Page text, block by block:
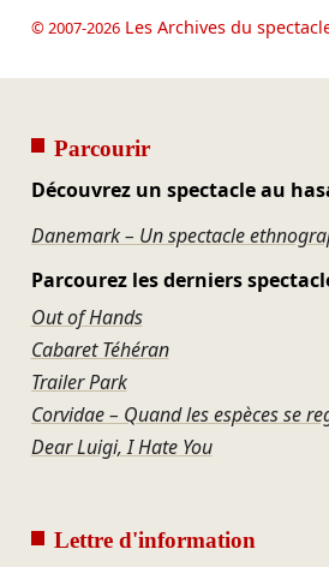
© 2007-2026Les Archives du
Parcourir
Découvrez un spectacle au
Parcourez les derniers
Out of Hands
Cabaret Téhéran
Trailer Park
Corvidae – Quand les espèces se
Dear Luigi, I Hate You
Lettre d'information